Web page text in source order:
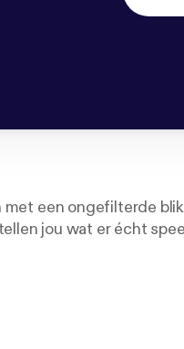
een ongefilterde
jou wat er écht
actualiteit. Wat
zal Nederland er na de